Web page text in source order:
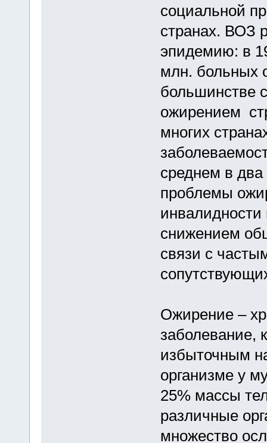
социальной
странах. ВОЗ
эпидемию: в
млн. больных
большинстве
ожирением
многих
среднем в
проблемы
инвалидности
снижением
связи с
Ожирение –
заболевание,
избыточным
организме у
25% массы
различные
множество